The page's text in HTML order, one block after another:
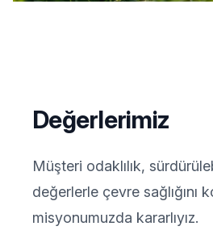
Değerlerimiz
Müşteri odaklılık,
değerlerle çevre sağlığını
misyonumuzda kararlıyız.